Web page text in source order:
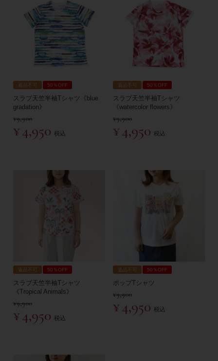
返品不可 50％OFF
スラブ天竺半袖Tシャツ《blue
gradation》
¥9,900
¥4,950 税込
返品不可 50％OFF
スラブ天竺半袖Tシャツ
《watercolor flowers》
¥9,900
¥4,950 税込
返品不可 50％OFF
スラブ天竺半袖Tシャツ
《Tropical Animals》
¥9,900
¥4,950 税込
返品不可 50％OFF
ポップTシャツ
¥9,900
¥4,950 税込